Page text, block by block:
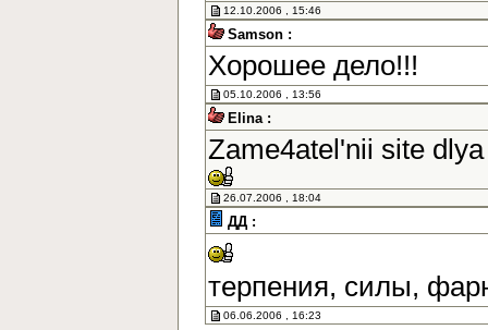
12.10.2006 , 15:46
Samson :
Хорошее дело!!!
05.10.2006 , 13:56
Elina :
Zame4atel'nii site
26.07.2006 , 18:04
ДД :
терпения, силы,
06.06.2006 , 16:23